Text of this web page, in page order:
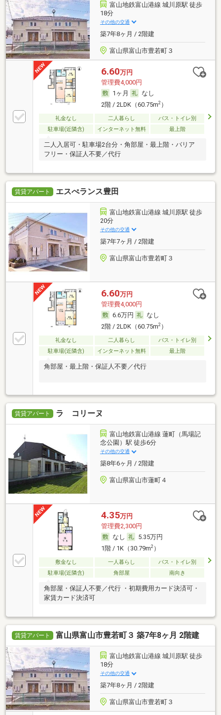
富山地鉄富山港線 城川原駅 徒歩
18分
その他の交通
築7年8ヶ月 / 2階建
富山県富山市豊若町３
6.60万円
管理費4,000円
1ヶ月
なし
2階 / 2LDK（60.75m2）
礼金なし 二人暮らし
バス・トイレ別
駐車場(近隣含)
インターネット無料 最上階
二人入居可・駐車場2台分・角部屋・最上階・バリア
フリー・保証人不要／代行
賃貸アパート エスぺランス豊田
富山地鉄富山港線 城川原駅 徒歩
20分
その他の交通
築7年7ヶ月 / 2階建
富山県富山市豊若町３
6.60万円
管理費4,000円
6.6万円
なし
2階 / 2LDK（60.75m2）
礼金なし 二人暮らし
バス・トイレ別
駐車場(近隣含)
インターネット無料 最上階
角部屋・最上階・保証人不要／代行
賃貸アパート ラ コリーヌ
富山地鉄富山港線 蓮町（馬場記
念公園）駅 徒歩6分
その他の交通
築8年6ヶ月 / 2階建
富山県富山市蓮町４
4.35万円
管理費2,300円
なし
5.35万円
1階 / 1K（30.79m2）
敷金なし 一人暮らし
バス・トイレ別
駐車場(近隣含)
角部屋 南向き
角部屋・保証人不要／代行 ・初期費用カード決済可・
家賃カード決済可
賃貸アパート 富山県富山市豊若町３ 築7年8ヶ月 2階建
富山地鉄富山港線 城川原駅 徒歩
18分
その他の交通
築7年8ヶ月 / 2階建
富山県富山市豊若町３